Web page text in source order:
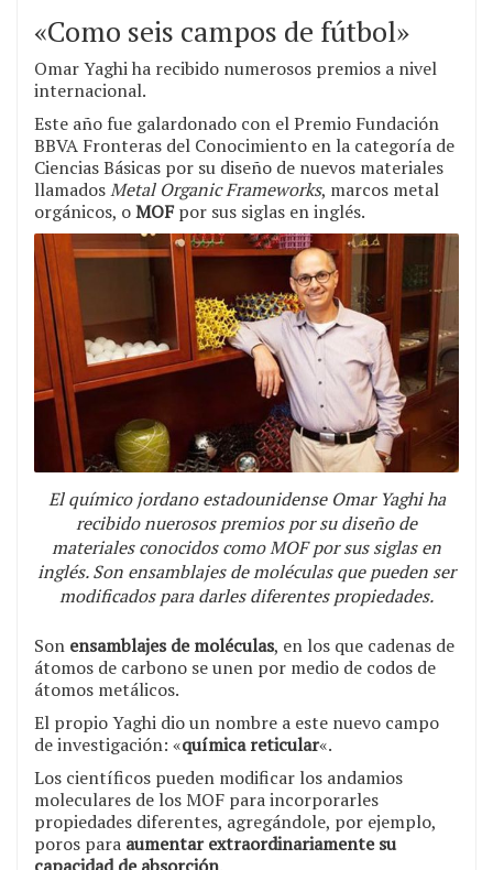
«Como seis campos de fútbol»
Omar Yaghi ha recibido numerosos premios a nivel
internacional.
Este año fue galardonado con el Premio Fundación
BBVA Fronteras del Conocimiento en la categoría de
Ciencias Básicas por su diseño de nuevos materiales
llamadosMetal Organic Frameworks, marcos metal
orgánicos, oMOFpor sus siglas en inglés.
El químico jordano estadounidense Omar Yaghi ha
recibido nuerosos premios por su diseño de
materiales conocidos como MOF por sus siglas en
inglés. Son ensamblajes de moléculas que pueden ser
modificados para darles diferentes propiedades.
Son ensamblajes de moléculas, en los que cadenas de
átomos de carbono se unen por medio de codos de
átomos metálicos.
El propio Yaghi dio un nombre a este nuevo campo
de investigación: «química reticular«.
Los científicos pueden modificar los andamios
moleculares de los MOF para incorporarles
propiedades diferentes, agregándole, por ejemplo,
poros para aumentar extraordinariamente su